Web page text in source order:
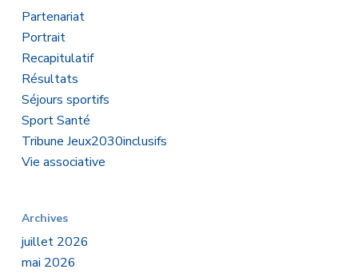
Partenariat
Portrait
Recapitulatif
Résultats
Séjours sportifs
Sport Santé
Tribune Jeux2030inclusifs
Vie associative
Archives
juillet 2026
mai 2026